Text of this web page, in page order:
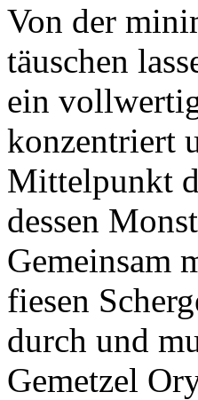
Von der
täuschen
ein
konzentriert
Mittelpunkt
dessen
Gemeinsam
fiesen
durch und
Gemetzel